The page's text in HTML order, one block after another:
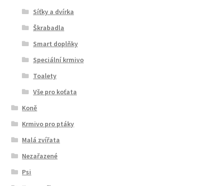
Síťky a dvírka
Škrabadla
Smart doplňky
Speciální krmivo
Toalety
Vše pro koťata
Koně
Krmivo pro ptáky
Malá zvířata
Nezařazené
Psi